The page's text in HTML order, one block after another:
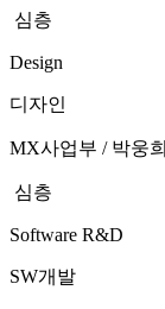
심층
Design
디자인
MX사업부 / 박웅
심층
Software R&D
SW개발